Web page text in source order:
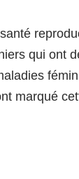
qui ont
marqué